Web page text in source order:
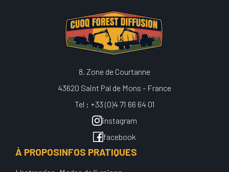
8, Zone de Courtanne
43620 Saint Pal de Mons - France
Tel : +33 (0)4 71 66 64 01
instagram
facebook
À PROPOSINFOS PRATIQUES